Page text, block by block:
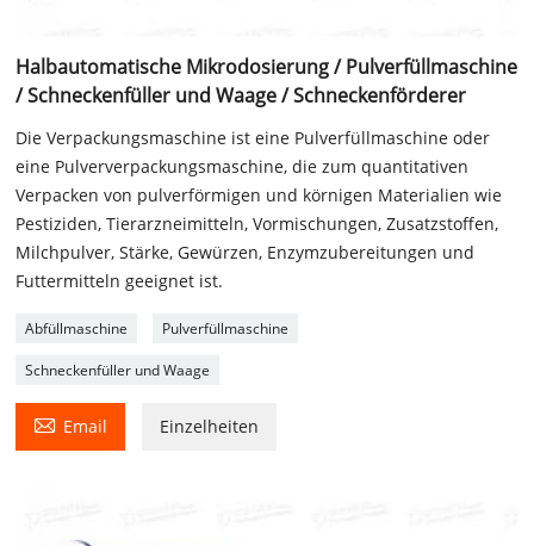
Halbautomatische Mikrodosierung / Pulverfüllmaschine
/ Schneckenfüller und Waage / Schneckenförderer
Die Verpackungsmaschine ist eine Pulverfüllmaschine oder
eine Pulververpackungsmaschine, die zum quantitativen
Verpacken von pulverförmigen und körnigen Materialien wie
Pestiziden, Tierarzneimitteln, Vormischungen, Zusatzstoffen,
Milchpulver, Stärke, Gewürzen, Enzymzubereitungen und
Futtermitteln geeignet ist.
Abfüllmaschine Pulverfüllmaschine
Schneckenfüller und Waage
 Email Einzelheiten